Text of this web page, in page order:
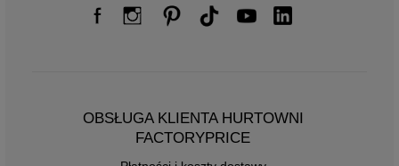
OBSŁUGA KLIENTA HURTOWNI
FACTORYPRICE